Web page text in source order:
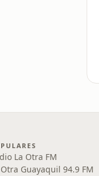
La Otra FM
Guayaquil 94.9 FM